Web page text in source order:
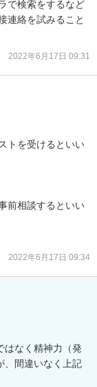
で検索をするなど
連絡を試みること
2022年6月17日 09:31
トを受けるといい
前相談するといい
2022年6月17日 09:34
はなく精神力（発
、間違いなく上記